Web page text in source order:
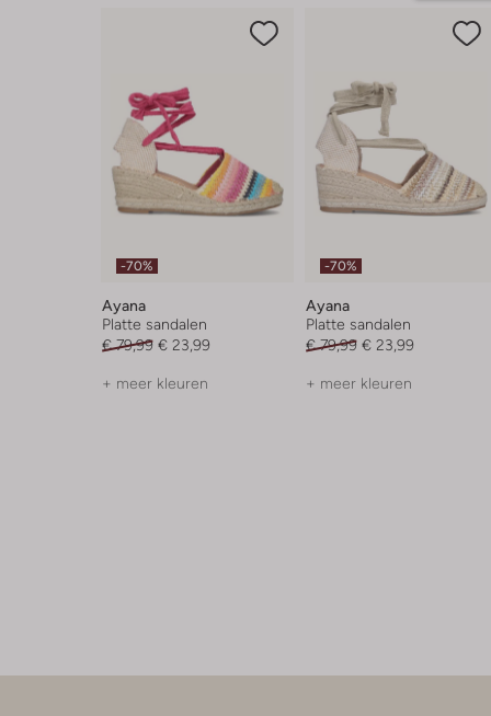
-70%
Ayana
Platte sandalen
€ 79,99 € 23,99
+ meer kleuren
-70%
Ayana
Platte sandalen
€ 79,99 € 23,99
+ meer kleuren